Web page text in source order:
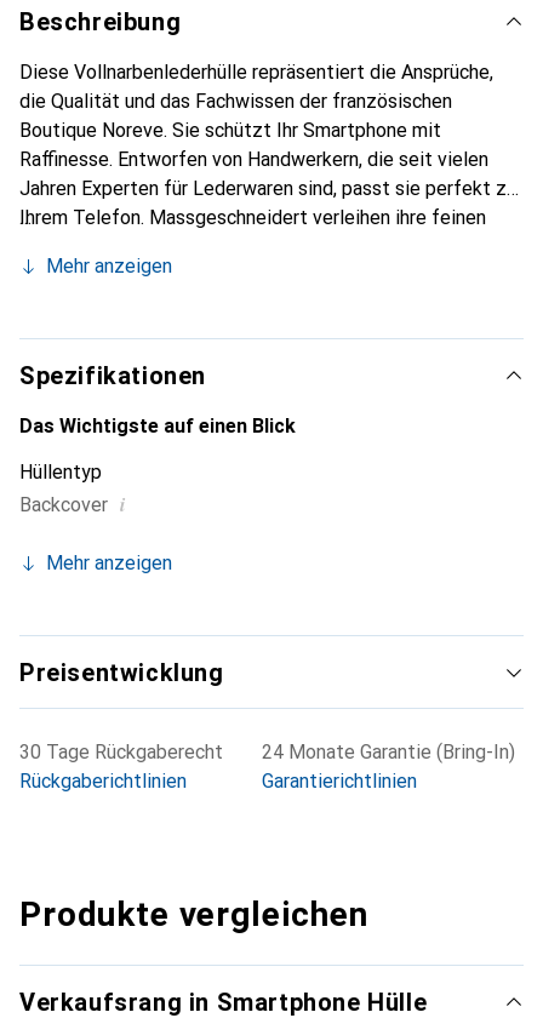
Beschreibung
Diese Vollnarbenlederhülle repräsentiert die Ansprüche,
die Qualität und das Fachwissen der französischen
Boutique Noreve. Sie schützt Ihr Smartphone mit
Raffinesse. Entworfen von Handwerkern, die seit vielen
Jahren Experten für Lederwaren sind, passt sie perfekt zu
Ihrem Telefon. Massgeschneidert verleihen ihre feinen
und unverzichtbaren Accessoire für Ihr Smartphone.
die Marke Noreve eine sichere Wahl für eine
anspruchsvolle Kundschaft.
Mehr anzeigen
Spezifikationen
Das Wichtigste auf einen Blick
Hüllentyp
Backcover i
Mehr anzeigen
Preisentwicklung
30 Tage Rückgaberecht
Rückgaberichtlinien
24 Monate Garantie (Bring-In)
Garantierichtlinien
Produkte vergleichen
Verkaufsrang in Smartphone Hülle